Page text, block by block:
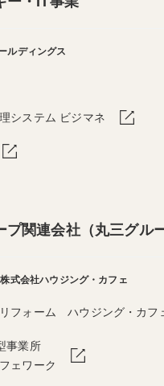
ルディングス
システム ビジマネ
プ関連会社（丸三グル
株式会社ハウジング・カフェ
フォーム ハウジング・カフ
事業所
ェワーク